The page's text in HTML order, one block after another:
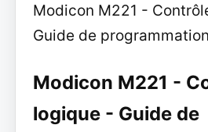
Modicon M221 -
Guide de
Modicon M221 -
logique - Guide de